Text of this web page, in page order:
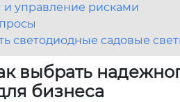
управление рисками
светодиодные садовые
выбрать
бизнеса